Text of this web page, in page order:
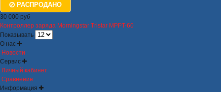
РАСПРОДАНО
30 000 руб
Контроллер заряда Morningstar Tristar MPPT-60
Показывать
О нас
Новости
Сервис
Личный кабинет
Сравнение
Информация